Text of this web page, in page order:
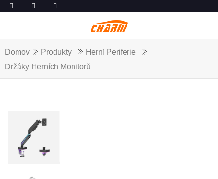
Domov Produkty
Herní Periferie
Držáky Herních Monitorů